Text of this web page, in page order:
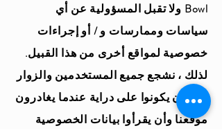
Bowl ولا تقبل المسؤولية عن أي
سياسات وممارسات و / أو إجراءات
خصوصية لمواقع أخرى من هذا القبيل.
لذلك ، نشجع جميع المستخدمين والزوار
على أن يكونوا على دراية عندما يغادرون
موقعنا وأن يقرأوا بيانات الخصوصية